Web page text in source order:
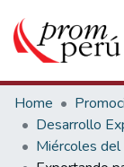
Communities &
All of DSpace
Statistics
Home
Desarrollo
Miércoles